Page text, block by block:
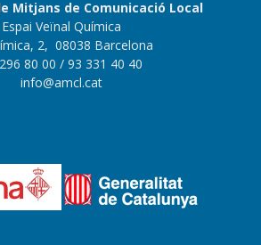
Mitjans de Comunicació Local
Espai Veïnal Química
2, 08038 Barcelona
80 00 / 93 331 40 40
info@amcl.cat